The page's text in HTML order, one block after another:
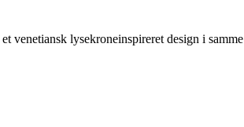
venetiansk lysekroneinspireret design i samme